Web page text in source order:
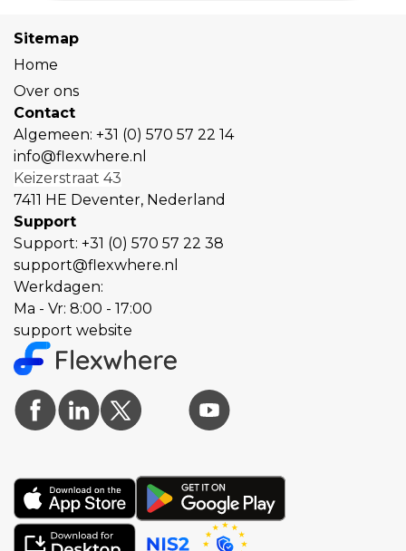
Sitemap
Home
Over ons
Contact
Algemeen: +31 (0) 570 57 22 14
info@flexwhere.nl
Keizerstraat 43
7411 HE Deventer, Nederland
Support
Support: +31 (0) 570 57 22 38
support@flexwhere.nl
Werkdagen:
Ma - Vr: 8:00 - 17:00
support website